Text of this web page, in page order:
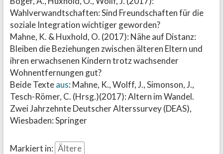
Wahlverwandtschaften: Sind Freundschaften für die
soziale Integration wichtiger geworden?
Mahne, K. & Huxhold, O. (2017): Nähe auf Distanz:
Bleiben die Beziehungen zwischen älteren Eltern und
ihren erwachsenen Kindern trotz wachsender
Wohnentfernungen gut?
Beide Texteaus: Mahne, K., Wolff, J., Simonson, J.,
Tesch-Römer, C. (Hrsg.)(2017): Altern im Wandel.
Zwei Jahrzehnte Deutscher Alterssurvey (DEAS),
Wiesbaden: Springer
Markiert in: Ältere